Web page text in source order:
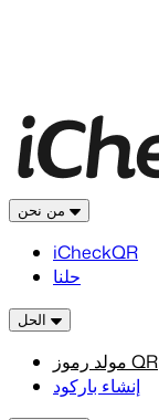
iCheckQR
حلنا
مولد رموز QR
إنشاء باركود